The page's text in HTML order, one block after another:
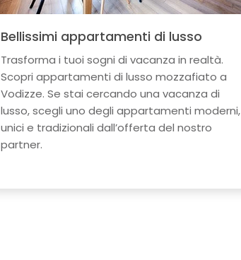
Bellissimi appartamenti di lusso
Trasforma i tuoi sogni di vacanza in realtà.
Scopri appartamenti di lusso mozzafiato a
Vodizze. Se stai cercando una vacanza di
lusso, scegli uno degli appartamenti moderni,
unici e tradizionali dall’offerta del nostro
partner.